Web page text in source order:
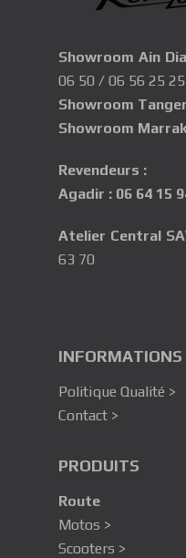
Showroom Ain
06 50 / 06 56 25
Showroom
Showroom
Revendeurs :
Agadir : 06 64 15
Atelier Central
63 70
INFORMATIONS
Politique Qualité >
Contact >
PRODUITS
Route
Motos >
Scooters >